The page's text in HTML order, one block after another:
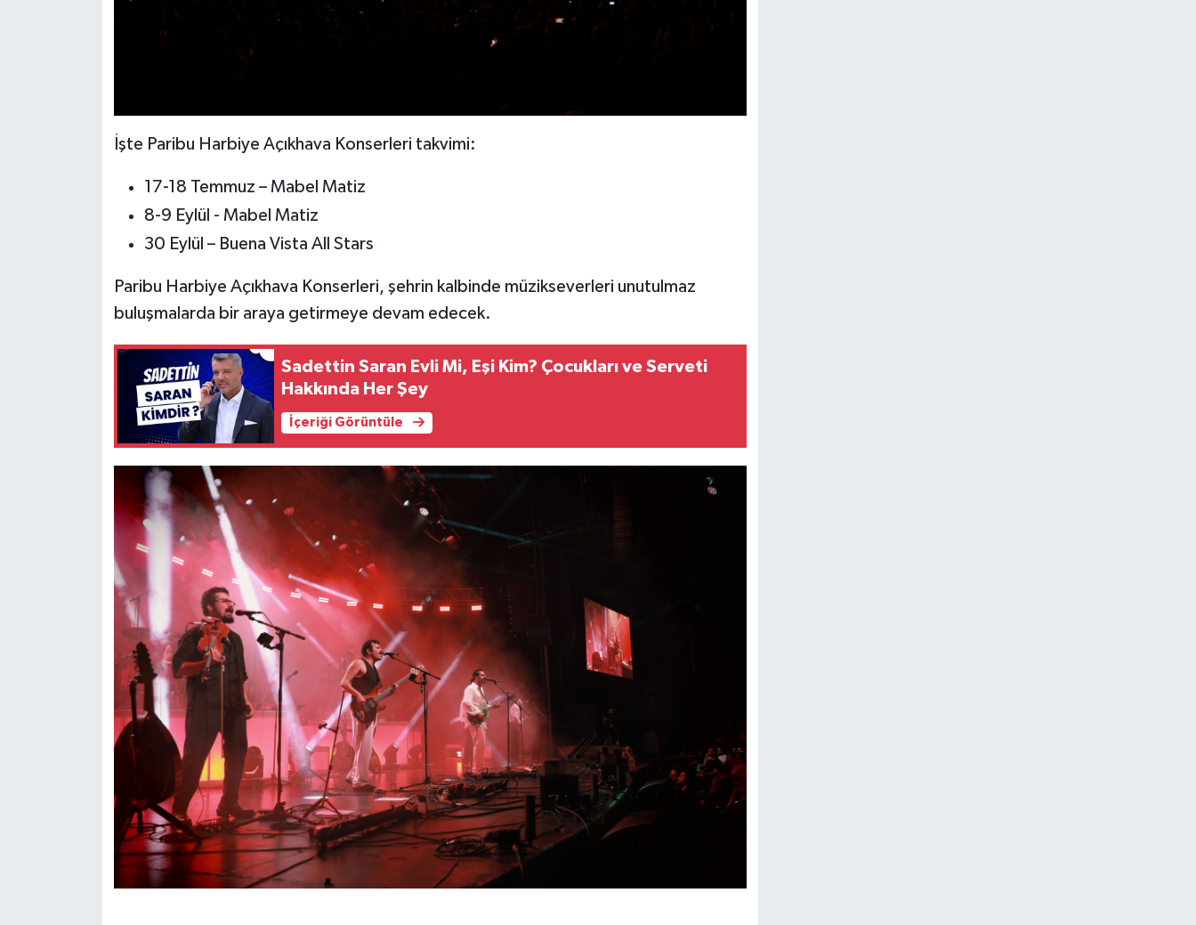
İşte Paribu Harbiye Açıkhava Konserleri takvimi:
17-18 Temmuz – Mabel Matiz
8-9 Eylül - Mabel Matiz
30 Eylül – Buena Vista All Stars
Paribu Harbiye Açıkhava Konserleri, şehrin kalbinde müzikseverleri unutulmaz
buluşmalarda bir araya getirmeye devam edecek.
Sadettin Saran Evli Mi, Eşi Kim? Çocukları ve Serveti
Hakkında Her Şey
İçeriği Görüntüle